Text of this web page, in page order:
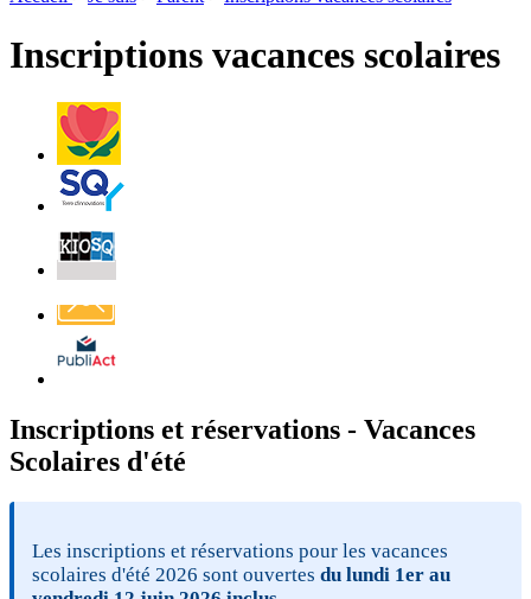
page flux
Inscriptions vacances scolaires
Villes
et
Villages
Fleuris
Saint-
Quentin
Billetterie
Affichage
légal
Inscriptions et réservations - Vacances
Scolaires d'été
Les inscriptions et réservations pour les vacances
scolaires d'été 2026 sont ouvertes du lundi 1er au